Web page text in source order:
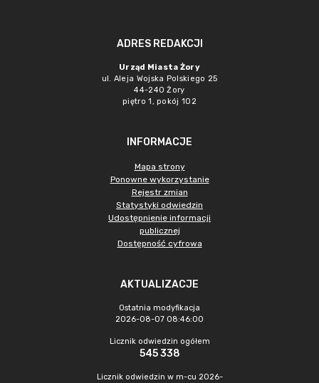
ADRES REDAKCJI
Urząd Miasta Żory
ul. Aleja Wojska Polskiego 25
44-240 Żory
piętro 1, pokój 102
INFORMACJE
Mapa strony
Ponowne wykorzystanie
Rejestr zmian
Statystyki odwiedzin
Udostępnienie informacji
publicznej
Dostępność cyfrowa
AKTUALIZACJE
Ostatnia modyfikacja
2026-08-07 08:46:00
Licznik odwiedzin ogółem
545 338
Licznik odwiedzin w m-cu 2026-